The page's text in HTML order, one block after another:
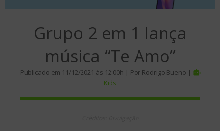
Grupo 2 em 1 lança
música “Te Amo”
Publicado em 11/12/2021 às 12:00h | Por Rodrigo Bueno |
Kids